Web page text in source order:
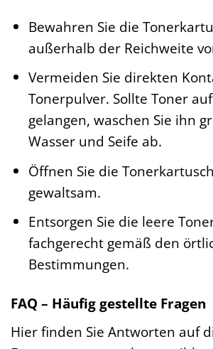
Bewahren Sie die
außerhalb der Reichweite
Vermeiden Sie direkten
Tonerpulver. Sollte Toner
gelangen, waschen Sie ihn
Wasser und Seife ab.
Öffnen Sie die
gewaltsam.
Entsorgen Sie die leere
fachgerecht gemäß den
Bestimmungen.
FAQ – Häufig gestellte Fragen
Hier finden Sie Antworten auf